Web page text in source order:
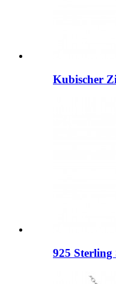
Kubischer
925